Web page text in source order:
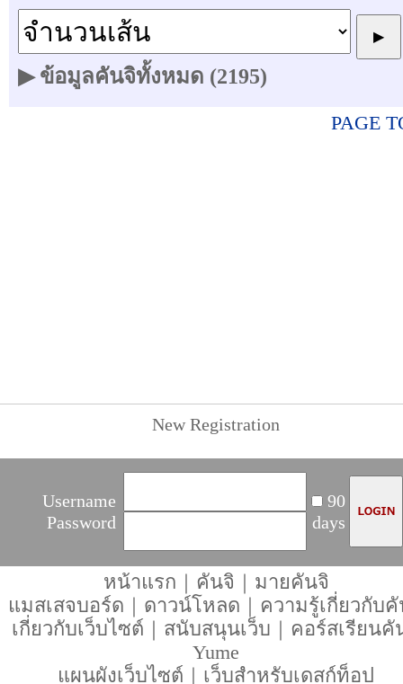
▶ ข้อมูลคันจิทั้งหมด (2195)
PAGE
New Registration
Username
Password
90
days
หน้าแรก ｜ คันจิ ｜ มายคันจิ
แมสเสจบอร์ด ｜ ดาวน์โหลด ｜ ความรู้เกี่ยวกับ
เกี่ยวกับเว็บไซต์ ｜ สนับสนุนเว็บ ｜ คอร์สเรียนคั
Yume
แผนผังเว็บไซต์ ｜ เว็บสำหรับเดสก์ท็อป